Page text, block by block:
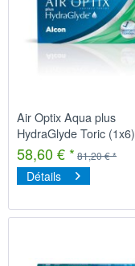
Air Optix Aqua plus
HydraGlyde Toric (1x6)
58,60 € * 81,20 € *
Détails